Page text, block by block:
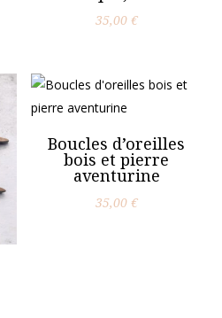
35,00 €
Boucles d’oreilles
bois et pierre
aventurine
35,00 €